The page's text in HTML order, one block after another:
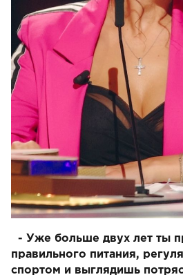
- Уже больше двух лет ты
правильного питания,
спортом и выглядишь